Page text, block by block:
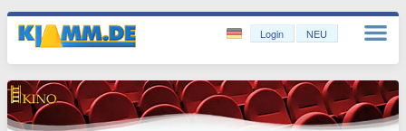
Login NEU